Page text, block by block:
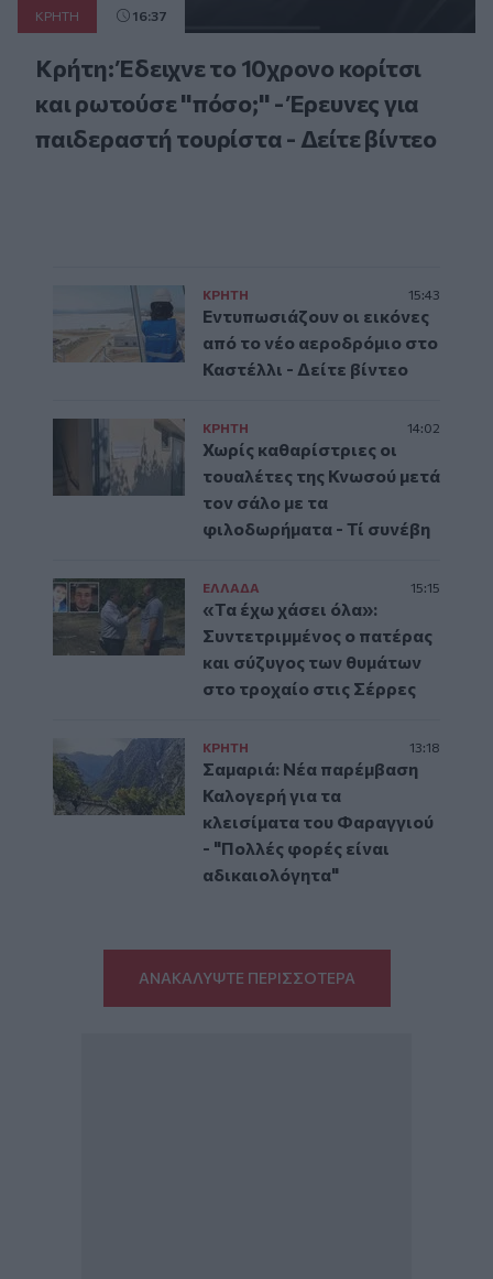
ΚΡΗΤΗ 16:37
Κρήτη: Έδειχνε το 10χρονο κορίτσι
και ρωτούσε "πόσο;" - Έρευνες για
παιδεραστή τουρίστα - Δείτε βίντεο
ΚΡΗΤΗ 15:43
Εντυπωσιάζουν οι εικόνες
από το νέο αεροδρόμιο στο
Καστέλλι - Δείτε βίντεο
ΚΡΗΤΗ 14:02
Χωρίς καθαρίστριες οι
τουαλέτες της Κνωσού μετά
τον σάλο με τα
φιλοδωρήματα - Τί συνέβη
ΕΛΛAΔΑ 15:15
«Τα έχω χάσει όλα»:
Συντετριμμένος ο πατέρας
και σύζυγος των θυμάτων
στο τροχαίο στις Σέρρες
ΚΡΗΤΗ 13:18
Σαμαριά: Νέα παρέμβαση
Καλογερή για τα
κλεισίματα του Φαραγγιού
- "Πολλές φορές είναι
αδικαιολόγητα"
ΑΝΑΚΑΛΥΨΤΕ ΠΕΡΙΣΣΟΤΕΡΑ